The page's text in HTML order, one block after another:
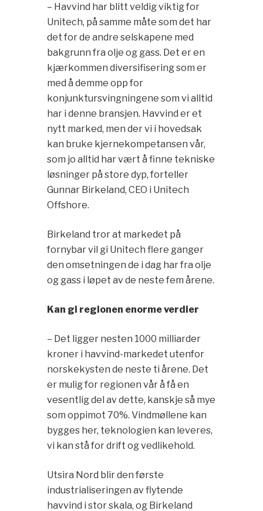
– Havvind har blitt veldig viktig for
Unitech, på samme måte som det har
det for de andre selskapene med
bakgrunn fra olje og gass. Det er en
kjærkommen diversifisering som er
med å demme opp for
konjunktursvingningene som vi alltid
har i denne bransjen. Havvind er et
nytt marked, men der vi i hovedsak
kan bruke kjernekompetansen vår,
som jo alltid har vært å finne tekniske
løsninger på store dyp, forteller
Gunnar Birkeland, CEO i Unitech
Offshore.
Birkeland tror at markedet på
fornybar vil gi Unitech flere ganger
den omsetningen de i dag har fra olje
og gass i løpet av de neste fem årene.
Kan gi regionen enorme verdier
– Det ligger nesten 1000 milliarder
kroner i havvind-markedet utenfor
norskekysten de neste ti årene. Det
er mulig for regionen vår å få en
vesentlig del av dette, kanskje så mye
som oppimot 70%. Vindmøllene kan
bygges her, teknologien kan leveres,
vi kan stå for drift og vedlikehold.
Utsira Nord blir den første
industrialiseringen av flytende
havvind i stor skala, og Birkeland